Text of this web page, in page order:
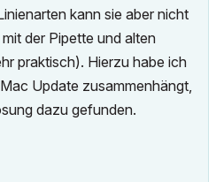
kann sie aber nicht
der Pipette und alten
praktisch). Hierzu habe ich
Update zusammenhängt,
dazu gefunden.